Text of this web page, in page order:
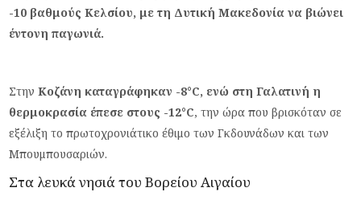
-10 βαθμούς Κελσίου, με τη Δυτική Μακεδονία να βιώνει
έντονη παγωνιά.
ΣτηνΚοζάνη καταγράφηκαν -8°C, ενώ στη Γαλατινή η
θερμοκρασία έπεσε στους -12°C, την ώρα που βρισκόταν σε
εξέλιξη το πρωτοχρονιάτικο έθιμο των Γκδουνάδων και των
Μπουμπουσαριών.
Στα λευκά νησιά του Βορείου Αιγαίου